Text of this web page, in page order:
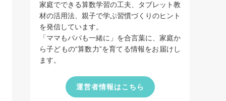
家庭でできる算数学習の工夫、タブレット教
材の活用法、親子で学ぶ習慣づくりのヒント
を発信しています。
「ママもパパも一緒に」を合言葉に、家庭か
ら子どもの“算数力”を育てる情報をお届けし
ます。
運営者情報はこちら